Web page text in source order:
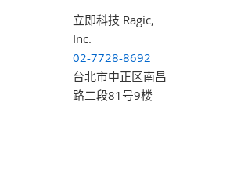
立即科技 Ragic,
Inc.
02-7728-8692
台北市中正区南昌
路二段81号9楼